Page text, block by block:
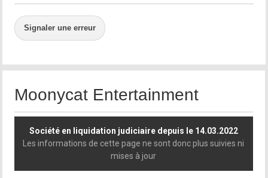
Signaler une erreur
Moonycat Entertainment
Société en liquidation judiciaire depuis le 14.03.2022
Les informations de cette page ne sont donc plus suivies ni
mises à jour